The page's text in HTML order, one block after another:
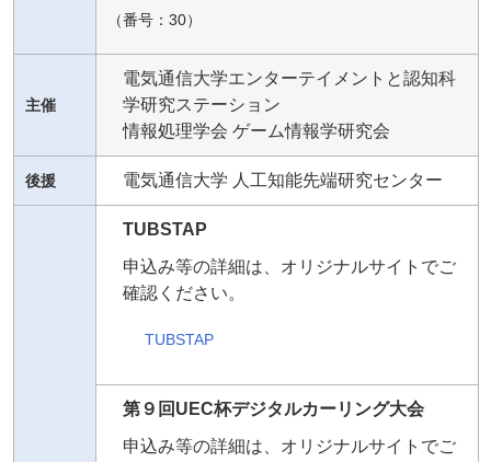
（番号：30）
主催
電気通信大学エンターテイメントと認知科
学研究ステーション
情報処理学会 ゲーム情報学研究会
後援 電気通信大学 人工知能先端研究センター
TUBSTAP
申込み等の詳細は、オリジナルサイトでご
確認ください。
TUBSTAP
第９回UEC杯デジタルカーリング大会
申込み等の詳細は、オリジナルサイトでご